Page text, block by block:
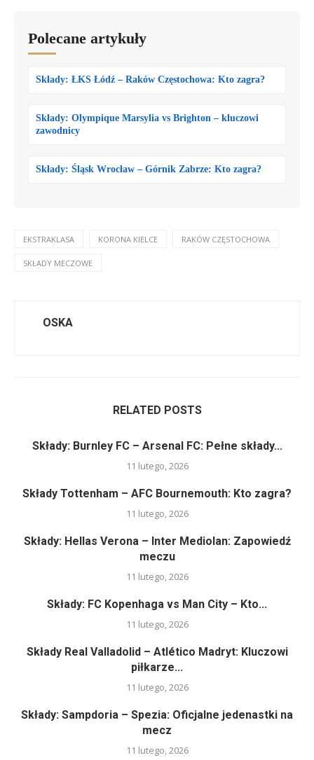
Polecane artykuły
Składy: ŁKS Łódź – Raków Częstochowa: Kto zagra?
Składy: Olympique Marsylia vs Brighton – kluczowi
zawodnicy
Składy: Śląsk Wrocław – Górnik Zabrze: Kto zagra?
EKSTRAKLASA KORONA KIELCE RAKÓW CZĘSTOCHOWA
SKŁADY MECZOWE
OSKA
RELATED POSTS
Składy: Burnley FC – Arsenal FC: Pełne składy...
11 lutego, 2026
Składy Tottenham – AFC Bournemouth: Kto zagra?
11 lutego, 2026
Składy: Hellas Verona – Inter Mediolan: Zapowiedź
meczu
11 lutego, 2026
Składy: FC Kopenhaga vs Man City – Kto...
11 lutego, 2026
Składy Real Valladolid – Atlético Madryt: Kluczowi
piłkarze...
11 lutego, 2026
Składy: Sampdoria – Spezia: Oficjalne jedenastki na
mecz
11 lutego, 2026